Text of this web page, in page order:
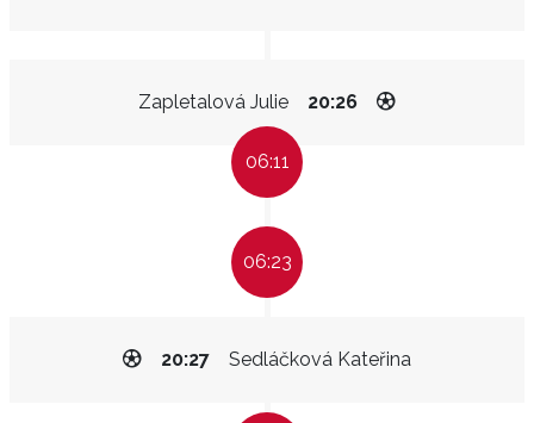
Zapletalová Julie 20:26
06:11
06:23
Sedláčková Kateřina
20:27